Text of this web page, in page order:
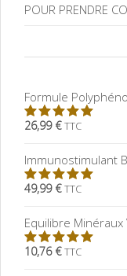
POUR PRENDRE
Formule
5.00 sur
26,99 € TTC
Immunostimulant
5.00 sur
49,99 € TTC
Equilibre Minéraux
5.00 sur
10,76 € TTC